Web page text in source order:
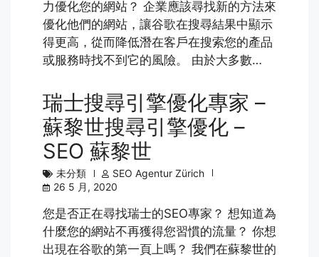
力優化您的網站？ 企業應該尋找新的方法來
優化他們的網站，讓谷歌在搜尋結果中顯示
得更高，從而降低潛在客戶在搜索您的產品
或服務時找不到它的風險。 由於大多數…
瑞士搜尋引擎優化專家 –
蘇黎世搜尋引擎優化 –
SEO 蘇黎世
未分類
SEO Agentur Zürich
26 5 月, 2020
您是否正在尋找瑞士的SEO專家？ 想知道為
什麼您的網站不再獲得您習慣的流量？ 你想
出現在谷歌的第一頁上嗎？ 我們在蘇黎世的